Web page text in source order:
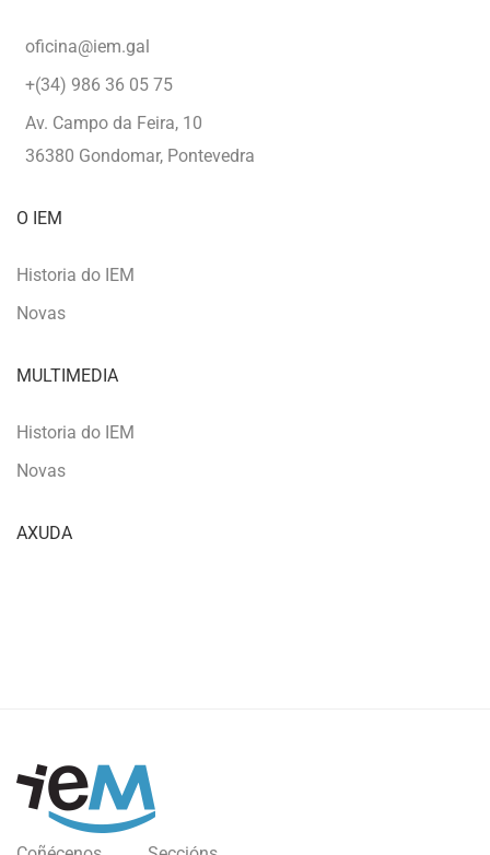
oficina@iem.gal
+(34) 986 36 05 75
Av. Campo da Feira, 10
36380 Gondomar, Pontevedra
O IEM
Historia do IEM
Novas
MULTIMEDIA
Historia do IEM
Novas
AXUDA